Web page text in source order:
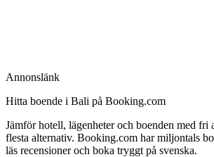
Annonslänk
Hitta boende i Bali på Booking.com
Jämför hotell, lägenheter och boenden med fri
flesta alternativ. Booking.com har miljontals
läs recensioner och boka tryggt på svenska.